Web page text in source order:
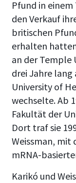
Pfund in einem
den Verkauf
britischen
erhalten
an der Temple
drei Jahre
University of
wechselte. Ab
Fakultät der
Dort traf sie
Weissman, mit
mRNA-
Karikó und